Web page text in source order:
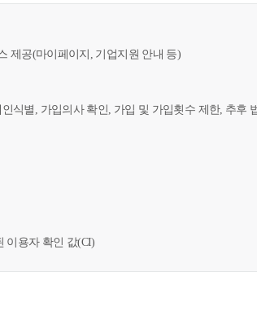
제공(마이페이지, 기업지원 안내 등)
식별, 가입의사 확인, 가입 및 가입횟수 제한, 추후
이용자 확인 값(CI)